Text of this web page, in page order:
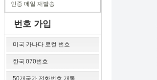
인증 메일 재발송
번호 가입
미국 카나다 로컬 번호
한국 070번호
50개국가 전화번호 개통